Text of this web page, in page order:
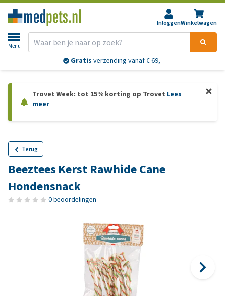
InloggenWinkelwagen
Menu
Gratis verzending vanaf € 69,-
Trovet Week: tot 15% korting op Trovet Lees
meer
Terug
Beeztees Kerst Rawhide Cane
Hondensnack
0 beoordelingen